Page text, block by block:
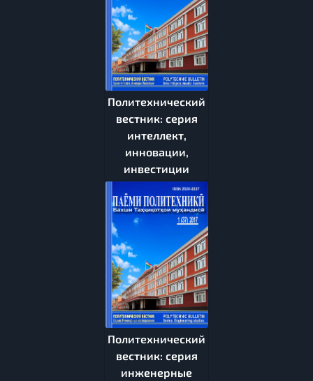
Политехнический
вестник: серия
интеллект,
инновации,
инвестиции
Политехнический
вестник: серия
инженерные